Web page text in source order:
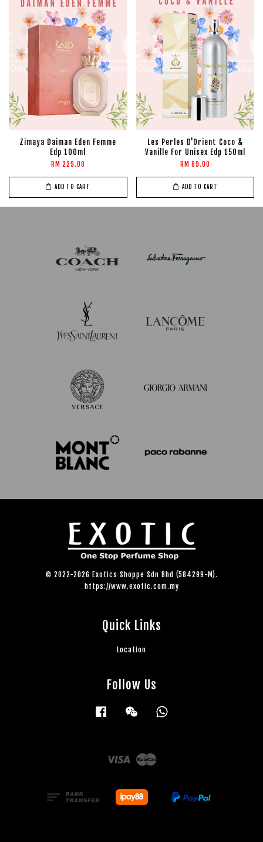
Zimaya Daiman Eden Femme
Edp 100ml
RM 229.00
ADD TO CART
Les Perles D'Orient Coco &
Vanille For Unisex Edp 150ml
RM 89.00
ADD TO CART
© 2022-2026 Exotics Shoppe Sdn Bhd (584299-M).
https://www.exotic.com.my
Quick Links
Location
Follow Us
Facebook Wechat
Visa